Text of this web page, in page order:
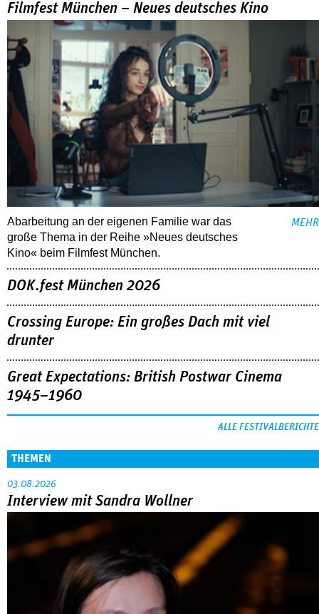
Filmfest München – Neues deutsches Kino
Abarbeitung an der eigenen Familie war das
große Thema in der Reihe »Neues deutsches
Kino« beim Filmfest München.
MEHR
DOK.fest München 2026
Crossing Europe: Ein großes Dach mit viel
drunter
Great Expectations: British Postwar Cinema
1945–1960
ALLE FESTIVALBERICHTE
THEMEN
03.08.2026
Interview mit Sandra Wollner